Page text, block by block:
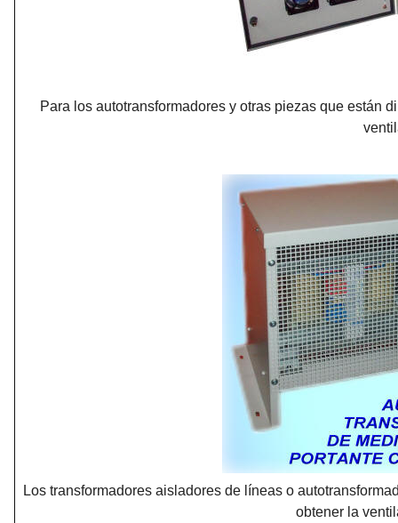
Para los autotransformadores y otras piezas que están
Los transformadores aisladores de líneas o
obtener la